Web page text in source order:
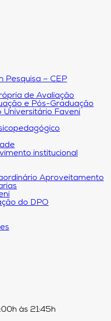
Pesquisa – CEP
de Avaliação
e Pós-Graduação
Universitário Faveni
institucional
Aproveitamento
do DPO
às 21:45h